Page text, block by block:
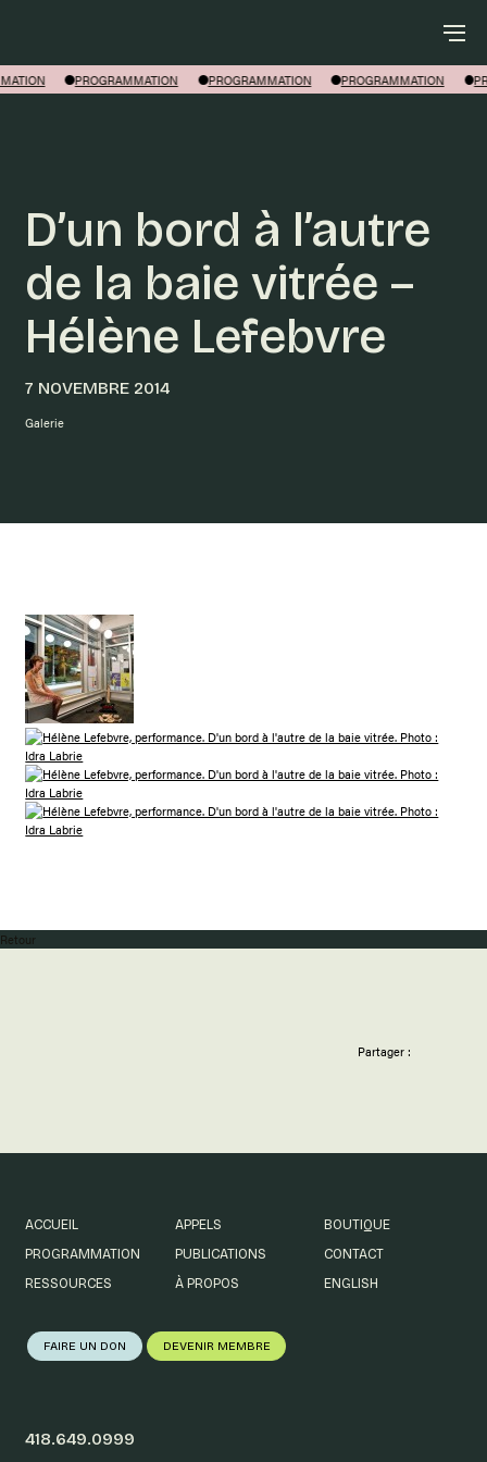
PROGRAMMATION PROGRAMMATION PROGRAMMATION
D’un bord à l’autre
de la baie vitrée –
Hélène Lefebvre
7 NOVEMBRE 2014
Galerie
Retour
Partager :
ACCUEIL
PROGRAMMATION
RESSOURCES
APPELS
PUBLICATIONS
À PROPOS
BOUTIQUE
CONTACT
ENGLISH
FAIRE UN DON DEVENIR MEMBRE
418.649.0999